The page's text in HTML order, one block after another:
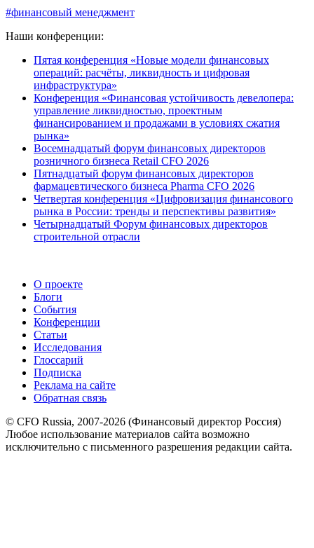
#финансовый менеджмент
Наши конференции:
Пятая конференция «Новые модели финансовых
операций: расчёты, ликвидность и цифровая
инфраструктура»
Конференция «Финансовая устойчивость девелопера:
управление ликвидностью, проектным
финансированием и продажами в условиях сжатия
рынка»
Восемнадцатый форум финансовых директоров
розничного бизнеса Retail CFO 2026
Пятнадцатый форум финансовых директоров
фармацевтического бизнеса Pharma CFO 2026
Четвертая конференция «Цифровизация финансового
рынка в России: тренды и перспективы развития»
Четырнадцатый Форум финансовых директоров
строительной отрасли
О проекте
Блоги
События
Конференции
Статьи
Исследования
Глоссарий
Подписка
Реклама на сайте
Обратная связь
© CFO Russia, 2007-2026 (Финансовый директор Россия)
Любое использование материалов сайта возможно
исключительно с письменного разрешения редакции сайта.